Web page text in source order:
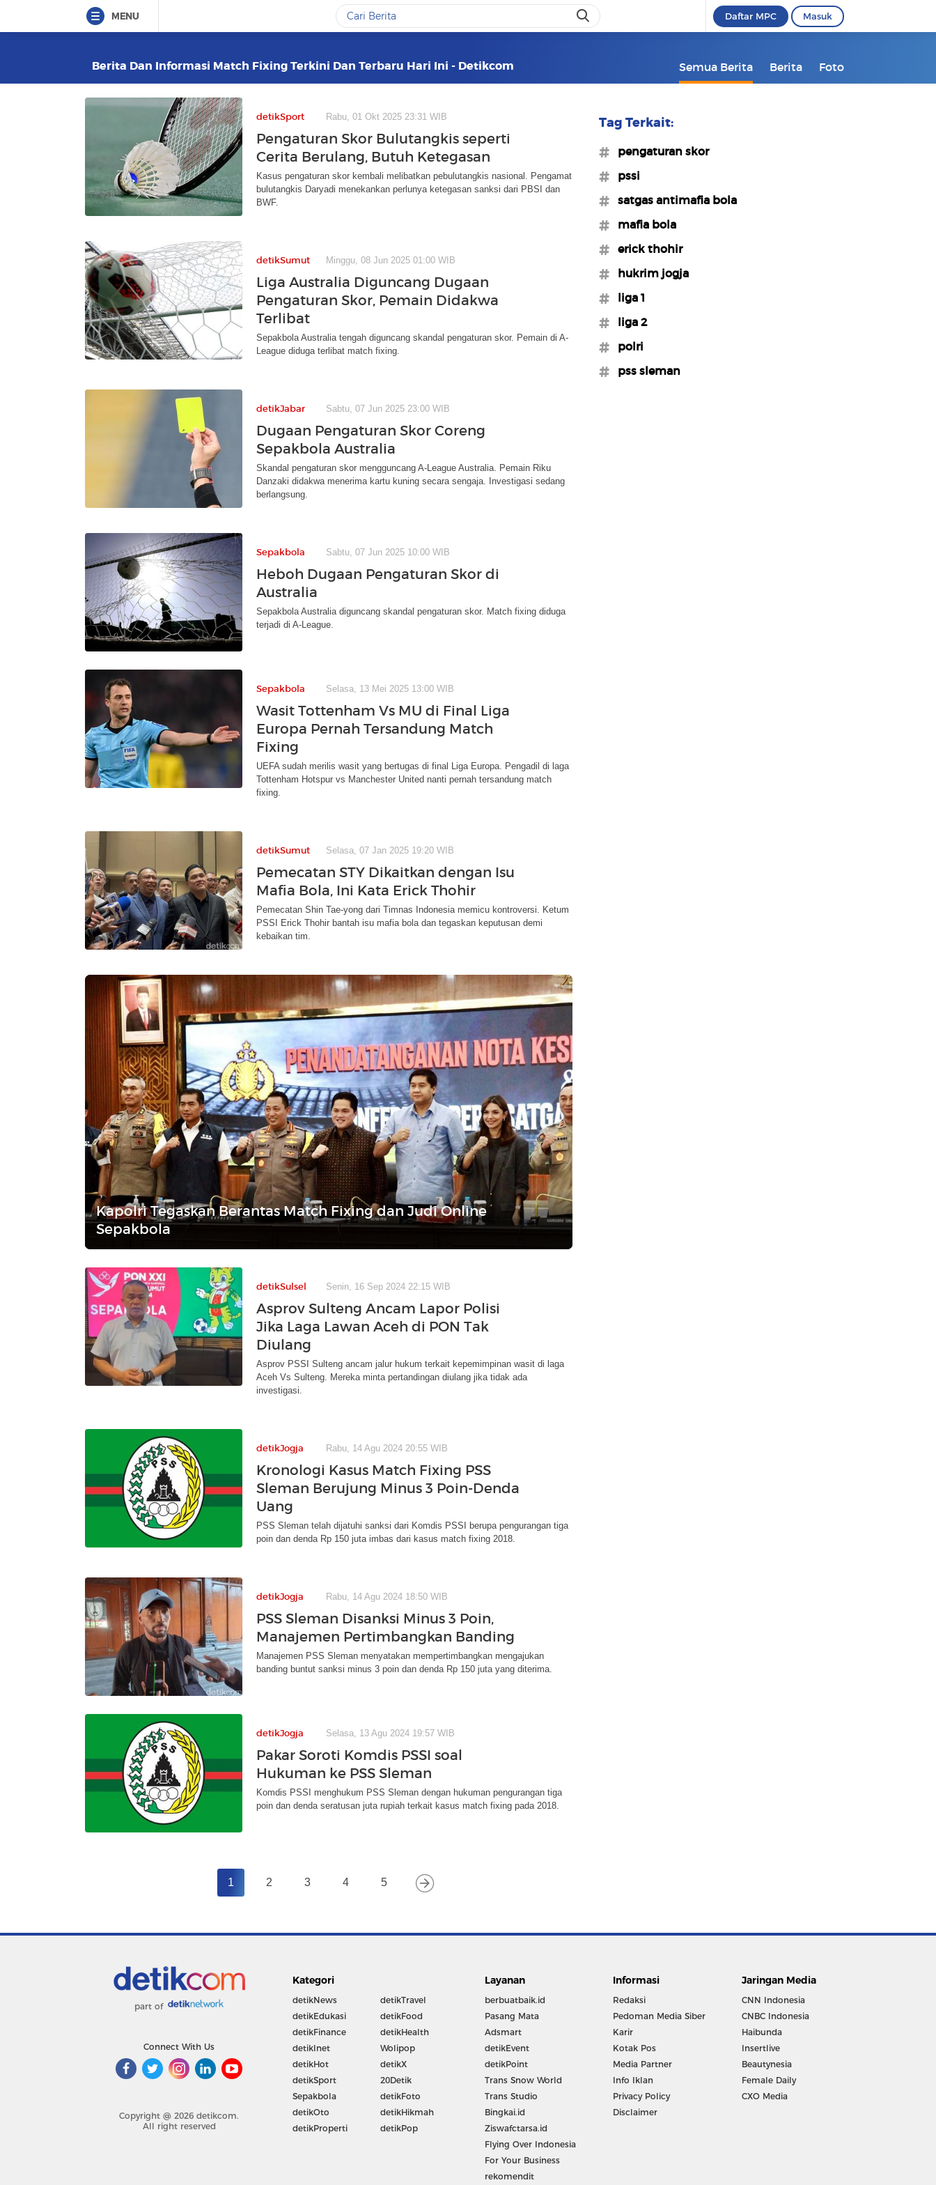
MENU Daftar MPC Masuk
Berita Dan Informasi Match Fixing Terkini Dan Terbaru Hari Ini - Detikcom Semua Berita Berita Foto
detikSport Rabu, 01 Okt 2025 23:31 WIB
Pengaturan Skor Bulutangkis seperti
Cerita Berulang, Butuh Ketegasan
Kasus pengaturan skor kembali melibatkan pebulutangkis nasional. Pengamat
bulutangkis Daryadi menekankan perlunya ketegasan sanksi dari PBSI dan
BWF.
detikSumut Minggu, 08 Jun 2025 01:00 WIB
Liga Australia Diguncang Dugaan
Pengaturan Skor, Pemain Didakwa
Terlibat
Sepakbola Australia tengah diguncang skandal pengaturan skor. Pemain di A-
League diduga terlibat match fixing.
detikJabar Sabtu, 07 Jun 2025 23:00 WIB
Dugaan Pengaturan Skor Coreng
Sepakbola Australia
Skandal pengaturan skor mengguncang A-League Australia. Pemain Riku
Danzaki didakwa menerima kartu kuning secara sengaja. Investigasi sedang
berlangsung.
Sepakbola Sabtu, 07 Jun 2025 10:00 WIB
Heboh Dugaan Pengaturan Skor di
Australia
Sepakbola Australia diguncang skandal pengaturan skor. Match fixing diduga
terjadi di A-League.
Sepakbola Selasa, 13 Mei 2025 13:00 WIB
Wasit Tottenham Vs MU di Final Liga
Europa Pernah Tersandung Match
Fixing
UEFA sudah merilis wasit yang bertugas di final Liga Europa. Pengadil di laga
Tottenham Hotspur vs Manchester United nanti pernah tersandung match
fixing.
detikSumut Selasa, 07 Jan 2025 19:20 WIB
Pemecatan STY Dikaitkan dengan Isu
Mafia Bola, Ini Kata Erick Thohir
Pemecatan Shin Tae-yong dari Timnas Indonesia memicu kontroversi. Ketum
PSSI Erick Thohir bantah isu mafia bola dan tegaskan keputusan demi
kebaikan tim.
Kapolri Tegaskan Berantas Match Fixing dan Judi Online
Sepakbola
detikSulsel Senin, 16 Sep 2024 22:15 WIB
Asprov Sulteng Ancam Lapor Polisi
Jika Laga Lawan Aceh di PON Tak
Diulang
Asprov PSSI Sulteng ancam jalur hukum terkait kepemimpinan wasit di laga
Aceh Vs Sulteng. Mereka minta pertandingan diulang jika tidak ada
investigasi.
detikJogja Rabu, 14 Agu 2024 20:55 WIB
Kronologi Kasus Match Fixing PSS
Sleman Berujung Minus 3 Poin-Denda
Uang
PSS Sleman telah dijatuhi sanksi dari Komdis PSSI berupa pengurangan tiga
poin dan denda Rp 150 juta imbas dari kasus match fixing 2018.
detikJogja Rabu, 14 Agu 2024 18:50 WIB
PSS Sleman Disanksi Minus 3 Poin,
Manajemen Pertimbangkan Banding
Manajemen PSS Sleman menyatakan mempertimbangkan mengajukan
banding buntut sanksi minus 3 poin dan denda Rp 150 juta yang diterima.
detikJogja Selasa, 13 Agu 2024 19:57 WIB
Pakar Soroti Komdis PSSI soal
Hukuman ke PSS Sleman
Komdis PSSI menghukum PSS Sleman dengan hukuman pengurangan tiga
poin dan denda seratusan juta rupiah terkait kasus match fixing pada 2018.
1 2 3 4 5
Tag Terkait:
#pengaturan skor
#pssi
#satgas antimafia bola
#mafia bola
#erick thohir
#hukrim jogja
#liga 1
#liga 2
#polri
#pss sleman
part of
Connect With Us
Copyright @ 2026 detikcom.
All right reserved
Kategori
detikNews
detikEdukasi
detikFinance
detikInet
detikHot
detikSport
Sepakbola
detikOto
detikProperti
detikTravel
detikFood
detikHealth
Wolipop
detikX
20Detik
detikFoto
detikHikmah
detikPop
Layanan
berbuatbaik.id
Pasang Mata
Adsmart
detikEvent
detikPoint
Trans Snow World
Trans Studio
Bingkai.id
Ziswafctarsa.id
Flying Over Indonesia
For Your Business
rekomendit
Informasi
Redaksi
Pedoman Media Siber
Karir
Kotak Pos
Media Partner
Info Iklan
Privacy Policy
Disclaimer
Jaringan Media
CNN Indonesia
CNBC Indonesia
Haibunda
Insertlive
Beautynesia
Female Daily
CXO Media